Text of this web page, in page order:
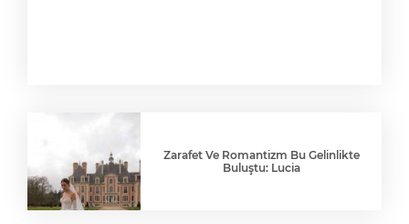
Zarafet Ve Romantizm Bu Gelinlikte
Buluştu: Lucia